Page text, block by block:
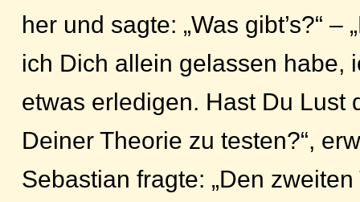
her und sagte: „Was gibt’s?“ –
ich Dich allein gelassen habe,
etwas erledigen. Hast Du Lust
Deiner Theorie zu testen?“,
Sebastian fragte: „Den